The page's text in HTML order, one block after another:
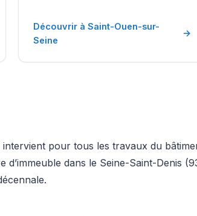
Découvrir à Saint-Ouen-sur-
Seine
→
pour tous les travaux du
d’immeuble dans le Seine-Saint-